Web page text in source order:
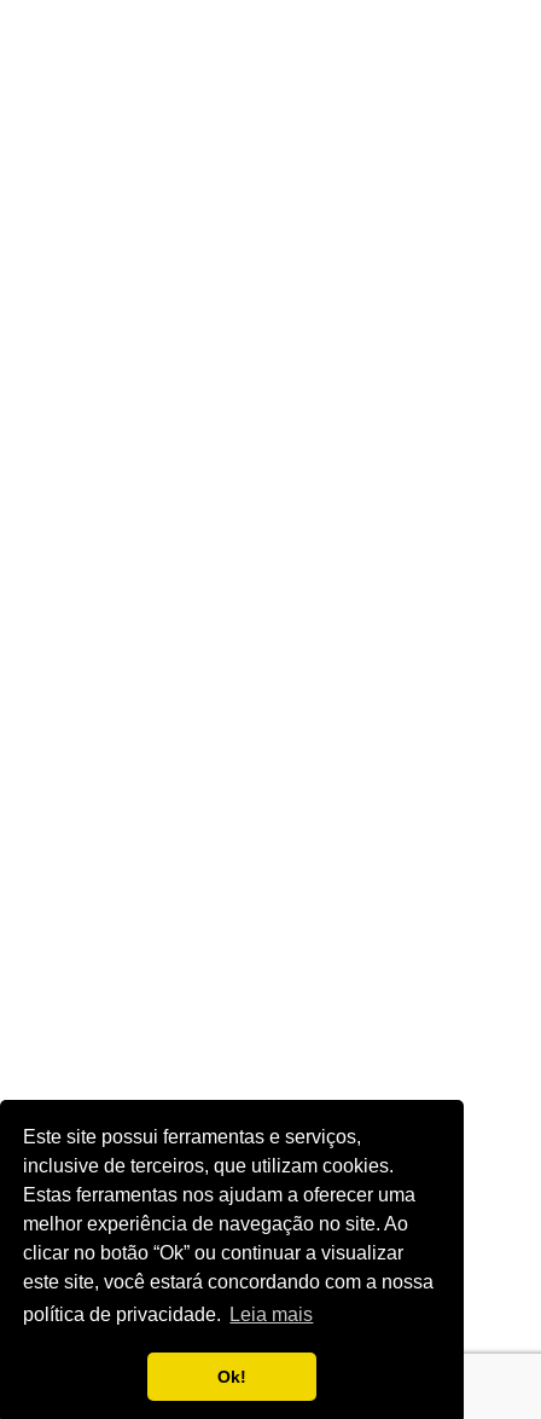
Este site possui ferramentas e serviços,
inclusive de terceiros, que utilizam cookies.
Estas ferramentas nos ajudam a oferecer uma
melhor experiência de navegação no site. Ao
clicar no botão “Ok” ou continuar a visualizar
este site, você estará concordando com a nossa
política de privacidade.
Leia mais
Ok!